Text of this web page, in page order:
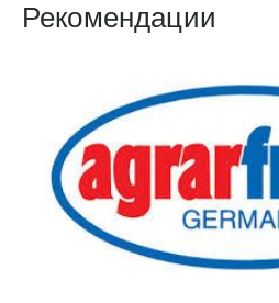
Рекомендации